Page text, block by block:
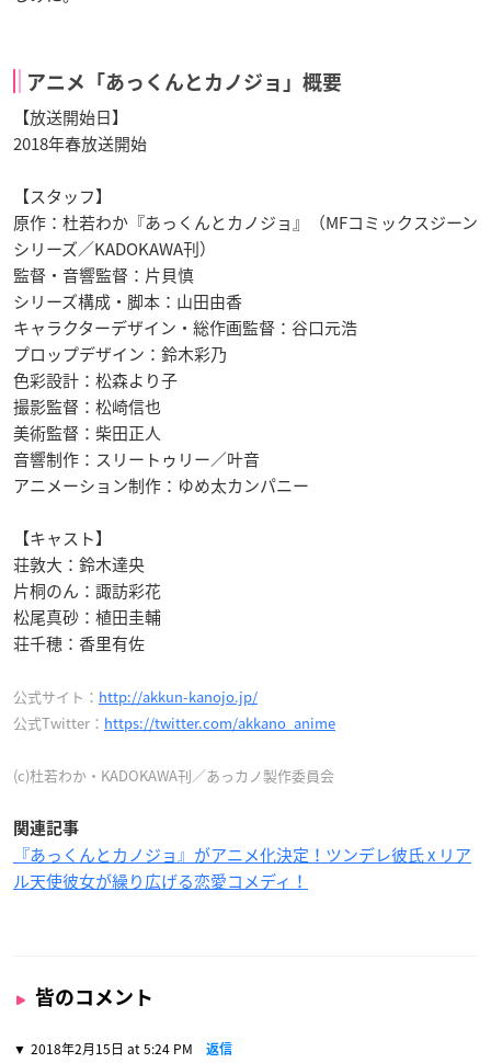
アニメ「あっくんとカノジョ」概要
【放送開始日】
2018年春放送開始
【スタッフ】
原作：杜若わか『あっくんとカノジョ』（MFコミックスジーン
シリーズ／KADOKAWA刊）
監督・音響監督：片貝慎
シリーズ構成・脚本：山田由香
キャラクターデザイン・総作画監督：谷口元浩
プロップデザイン：鈴木彩乃
色彩設計：松森より子
撮影監督：松崎信也
美術監督：柴田正人
音響制作：スリートゥリー／叶音
アニメーション制作：ゆめ太カンパニー
【キャスト】
荘敦大：鈴木達央
片桐のん：諏訪彩花
松尾真砂：植田圭輔
荘千穂：香里有佐
公式サイト： http://akkun-kanojo.jp/
公式Twitter： https://twitter.com/akkano_anime
(c)杜若わか・KADOKAWA刊／あっカノ製作委員会
関連記事
『あっくんとカノジョ』がアニメ化決定！ツンデレ彼氏 x リア
ル天使彼女が繰り広げる恋愛コメディ！
皆のコメント
2018年2月15日 at 5:24 PM 返信